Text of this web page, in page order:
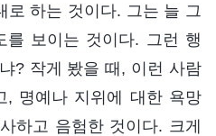
로 하는 것이다. 그는 늘 그
를 보이는 것이다. 그런 행
? 작게 봤을 때, 이런 사람
, 명예나 지위에 대한 욕망
하고 음험한 것이다. 크게